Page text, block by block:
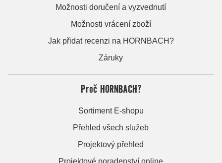
Možnosti doručení a vyzvednutí
Možnosti vrácení zboží
Jak přidat recenzi na HORNBACH?
Záruky
Proč HORNBACH?
Sortiment E-shopu
Přehled všech služeb
Projektový přehled
Projektové poradenství online